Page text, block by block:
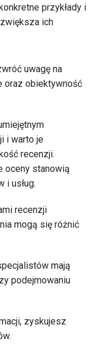
przykłady i
ich
uwagę na
oraz obiektywność
i warto je
recenzji.
oceny stanowią
i usług.
recenzji
mogą się różnić
mają
podejmowaniu
zyskujesz